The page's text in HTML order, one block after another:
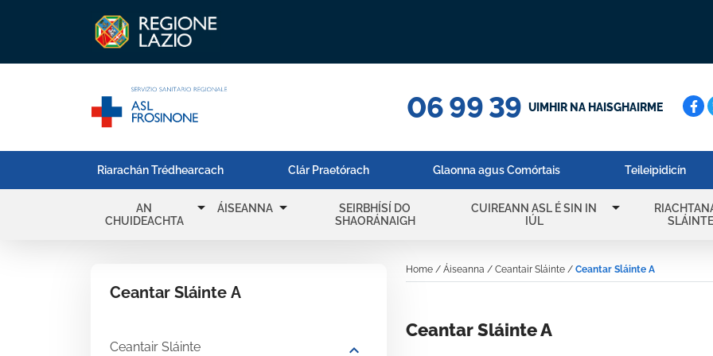
06 99 39 UIMHIR NA HAISGHAIRME
Riarachán Trédhearcach Clár Praetórach Glaonna agus Comórtais Teileipidicín
AN
CHUIDEACHTA
arrow_drop_down ÁISEANNA arrow_drop_down
SEIRBHÍSÍ DO
SHAORÁNAIGH
CUIREANN ASL É SIN IN
IÚL
arrow_drop_down
SLÁINTE
Ceantar Sláinte A
Ceantair Sláinte expand_more
Home / Áiseanna / Ceantair Sláinte / Ceantar Sláinte A
Ceantar Sláinte A